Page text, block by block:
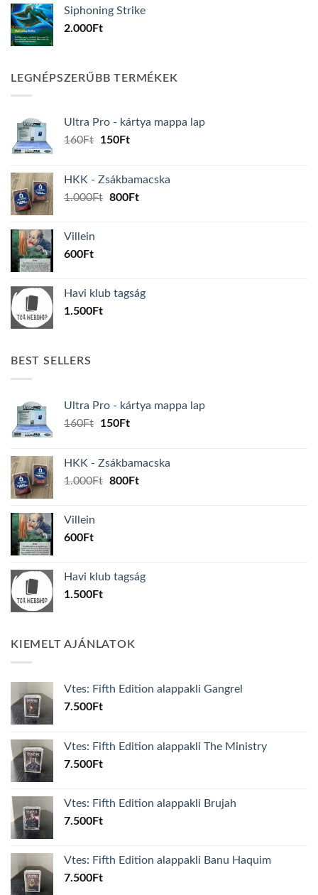
Siphoning Strike
2.000Ft
LEGNÉPSZERŰBB TERMÉKEK
Ultra Pro - kártya mappa lap
160Ft
Original
160Ft.
150FtCurrent
150Ft.
HKK - Zsákbamacska
1.000Ft Original
800FtCurrent
Villein
600Ft
Havi klub tagság
1.500Ft
BEST SELLERS
Ultra Pro - kártya mappa lap
160Ft
Original
160Ft.
150FtCurrent
150Ft.
HKK - Zsákbamacska
1.000Ft Original
800FtCurrent
Villein
600Ft
Havi klub tagság
1.500Ft
KIEMELT AJÁNLATOK
Vtes: Fifth Edition alappakli Gangrel
7.500Ft
Vtes: Fifth Edition alappakli The Ministry
7.500Ft
Vtes: Fifth Edition alappakli Brujah
7.500Ft
Vtes: Fifth Edition alappakli Banu Haquim
7.500Ft